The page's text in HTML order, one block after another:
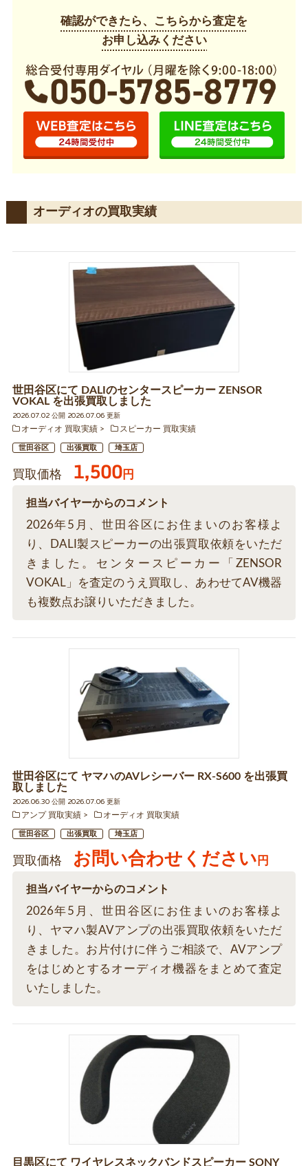
確認ができたら、こちらから査定を
お申し込みください
オーディオの買取実績
世田谷区にて DALIのセンタースピーカー ZENSOR
VOKAL を出張買取しました
2026.07.02 公開 2026.07.06 更新
オーディオ 買取実績
スピーカー 買取実績
世田谷区 出張買取 埼玉店
買取価格 1,500円
担当バイヤーからのコメント
2026年5月、世田谷区にお住まいのお客様よ
り、DALI製スピーカーの出張買取依頼をいただ
きました。センタースピーカー「ZENSOR
VOKAL」を査定のうえ買取し、あわせてAV機器
も複数点お譲りいただきました。
世田谷区にて ヤマハのAVレシーバー RX-S600 を出張買
取しました
2026.06.30 公開 2026.07.06 更新
アンプ 買取実績
オーディオ 買取実績
世田谷区 出張買取 埼玉店
買取価格 お問い合わせください 円
担当バイヤーからのコメント
2026年5月、世田谷区にお住まいのお客様よ
り、ヤマハ製AVアンプの出張買取依頼をいただ
きました。お片付けに伴うご相談で、AVアンプ
をはじめとするオーディオ機器をまとめて査定
いたしました。
目黒区にて ワイヤレスネックバンドスピーカー SONY